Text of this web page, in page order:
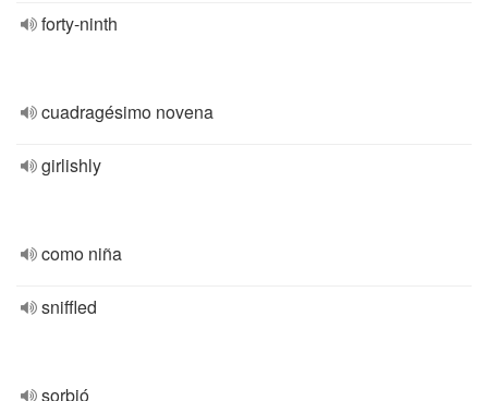
forty-ninth
cuadragésimo novena
girlishly
como niña
sniffled
sorbió